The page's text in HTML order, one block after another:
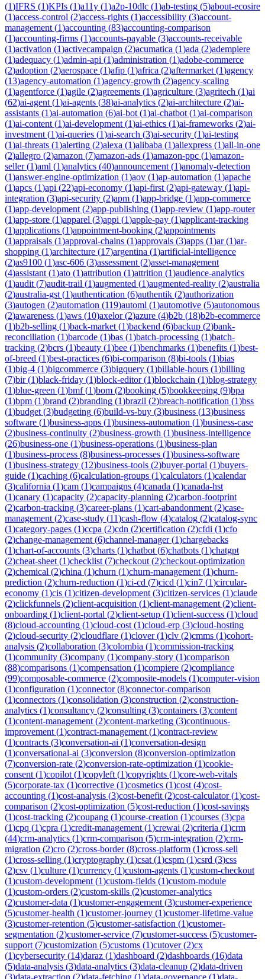
(1)IFRS (1)KPIs (1)a11y (1)a2p-10dlc (1)ab-testing (5)about-ecosire
(1)access-control (2)access-rights (1)accessibility (3)account-
management (1)accounting (83)accounting-comparison
(1)accounting-firms (1)accounts-payable (3)accounts-receivable
(1)activation (1)activecampaign (2)acumatica (1)ada (2)adempiere
(1)adequacy (1)admin-api (1)administration (1)adobe-commerce
(2)adoption (2)aerospace (1)afip (1)africa (2)aftermarket (1)agency
(13)agency-automation (1)agency-growth (2)agency-scaling
(1)agentforce (1)agile (2)agreements (1)agriculture (3)agritech (1)ai
(62)ai-agent (1)ai-agents (38)ai-analytics (2)ai-architecture (2)ai-
assistants (1)ai-automation (6)ai-bot (1)ai-chatbot (1)ai-comparison
(1)ai-content (1)ai-development (1)ai-ethics (1)ai-frameworks (2)ai-
investment (1)ai-queries (1)ai-search (3)ai-security (1)ai-testing
(1)ai-threats (1)alerting (2)alexa (1)alibaba (1)aliexpress (1)all-in-one
(2)allegro (2)amazon (7)amazon-ads (1)amazon-ppc (1)amazon-
seller(1)aml (1)analytics (40)announcement (1)anomaly-detection
(1)answer-engine-optimization (1)aov (1)ap-automation (1)apache
(1)apcs (1)api (22)api-economy (1)api-first (2)api-gateway (1)api-
integration (3)api-security (2)apm (1)app-bridge (1)app-commerce
(1)app-development (2)app-publishing (1)app-review (1)app-router
(1)app-store (1)apparel (3)appi (1)apple-pay (1)applicant-tracking
(1)applications (1)appointment-booking (2)appointments
(1)appraisals (1)approval-chains (1)approvals (3)apps (1)ar(1)ar-
shopping (1)architecture (17)argentina (1)artificial-intelligence
(2)as9100 (1)asc-606 (3)assessment (2)asset-management
(4)assistant (1)ato (1)attribution (1)attrition (1)audience-analytics
(1)audit (7)audit-trail (1)augmented (1)augmented-reality (2)australia
(2)australia-gst (1)authentication (6)authentik (2)authorization
(3)autogen (2)automation (119)automl (1)automotive (5)autonomous
(2)awareness (1)aws (10)axelor(2)azure (4)b2b (18)b2b-ecommerce
(1)b2b-selling (1)back-market (1)backend (6)backup (2)bank-
reconciliation (1)barcode (1)bas (1)batch-processing (1)batch-
tracking (2)bcrs (1)beauty (1)bee (1)benchmarks (1)benefits (1)best-
of-breed (1)best-practices (6)bi-comparison (8)bi-tools (1)bias
(1)big-4 (1)bigcommerce (3)bigquery (1)billable-hours (1)billing
(7)bir(1)black-friday (1)block-editor(1)blockchain (1)blog-strategy
(1)blue-green (1)bmf(1)bom (2)booking (5)bookkeeping (9)bpa
(1)bpm (1)brand (2)branding (1)brazil (2)breach-notification (1)bss
(1)budget (3)budgeting (6)build-vs-buy (3)business (13)business
software (1)business-apps (1)business-automation (1)business-case
(2)business-continuity (2)business-growth (1)business-intelligence
(26)business-one (1)business-operations (1)business-plan
(1)business-process (8)business-processes (1)business-software
(1)business-strategy (12)business-tools (2)buyer-portal (1)buyers-
guide (1)caching (6)calculation-groups (1)calculators (1)calendar
(3)california (1)cam (1)campaigns (4)canada (1)canada-hst
(1)canary (1)capacity (2)capacity-planning (2)carbon-footprint
(2)carbon-tracking (3)career-plans (1)cart-abandonment (2)case-
management (2)case-study (11)cash-flow (4)catalog (2)catalog-sync
(1)category-pages (1)ccpa (2)cdn (2)certification (2)cfdi (1)cfo
(2)change-management (6)channel-manager(1)chargebacks
(1)chart-of-accounts (3)charts (1)chatbot (6)chatbots (1)chatgpt
(2)cheat-sheet (1)checklist (7)checkout (2)checkout-optimization
(2)chemical (2)china (1)churn (1)churn-management (1)churn-
prediction (2)churn-reduction (1)ci-cd (7)cicd (1)cin7 (1)circular-
economy (1)cis (1)citizen-development (3)citizen-services (1)claude
(2)clickfunnels (2)client-acquisition (1)client-management (2)client-
onboarding (1)client-portal (2)client-setup (1)client-success (1)cloud
(8)cloud-accounting (1)cloud-cost (1)cloud-erp (3)cloud-hosting
(2)cloud-security (2)cloudflare (1)clover(1)clv (2)cmms (1)cohort-
analysis (2)collaboration (3)colombia (1)commission-tracking
(1)community (3)company (1)company-story (1)comparison
(88)comparisons (1)compensation (1)compiere (2)compliance
(99)composable-commerce (2)composite-models (1)computer-vision
(1)configuration (1)connector(8)connector-comparison
(1)connectors (1)consolidation (3)construction (2)construction-
analytics (1)consultancy (2)consulting (3)containers (3)content
(1)content-management (2)content-marketing (3)continuous-
improvement (1)contract-management (1)contract-review
(1)contracts (3)conversation-ai (1)conversation-design
(1)conversational-ai (3)conversion (8)conversion-optimization
(7)conversion-rate (2)conversion-rate-optimization (1)cookie-
consent (1)copilot (1)copyleft (1)copyrights (1)core-web-vitals
(5)corporate-tax (1)corrective (1)cosmetics (1)cost (4)cost-
accounting (1)cost-analysis (3)cost-benefit (2)cost-calculator(1)cost-
comparison (2)cost-optimization (5)cost-reduction (1)cost-savings
(1)cost-tracking (2)coupang (1)course-creation (1)courses (3)cpa
(1)cpq (1)cpra (1)credit-management (1)crewai (2)criteria (1)crm
(44)crm-analytics (1)crm-comparison (5)crm-integration (2)crm-
migration (2)cro (2)cross-border(8)cross-platform (1)cross-sell
(1)cross-selling (1)cryptography (1)csat (1)cspm (1)csrd (3)css
(2)csv (1)culture (1)currency (1)custom-agents (1)custom-checkout
(1)custom-development (1)custom-fields (1)custom-module
(1)custom-orders (2)custom-skills (2)customer-analytics
(2)customer-data (1)customer-engagement (3)customer-experience
(5)customer-health (1)customer-journey (1)customer-lifetime-value
(3)customer-retention (5)customer-satisfaction (1)customer-
segmentation (2)customer-service (7)customer-success (5)customer-
support (7)customization (5)customs (1)cutover(2)cx
(1)cybersecurity (14)daraz (1)dashboard (2)dashboards (16)data
(5)data-analysis (3)data-analytics (3)data-cleanup (2)data-driven
(3)data-extraction (2)data-fetching (1)data-governance (1)data-